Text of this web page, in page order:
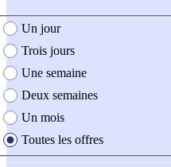
création de l'offre
Un jour
Trois jours
Une semaine
Deux semaines
Un mois
Toutes les offres